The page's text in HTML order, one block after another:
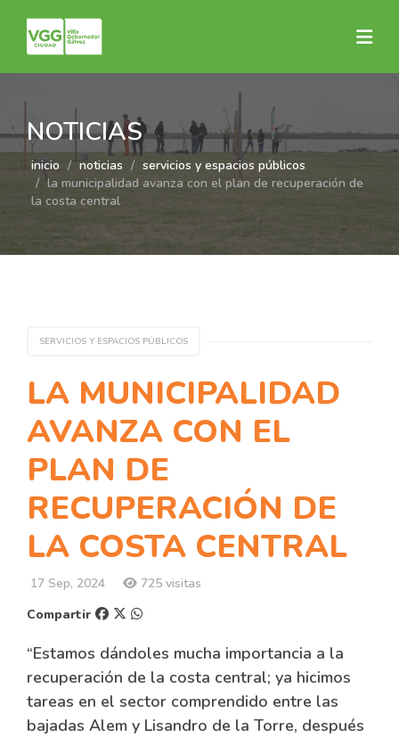
NOTICIAS
inicio noticias
servicios y espacios públicos
la municipalidad avanza con el plan de recuperación de
la costa central
SERVICIOS Y ESPACIOS PÚBLICOS
LA MUNICIPALIDAD
AVANZA CON EL
PLAN DE
RECUPERACIÓN DE
LA COSTA CENTRAL
17 Sep, 2024
725 visitas
Compartir
“Estamos dándoles mucha importancia a la
recuperación de la costa central; ya hicimos
tareas en el sector comprendido entre las
bajadas Alem y Lisandro de la Torre, después